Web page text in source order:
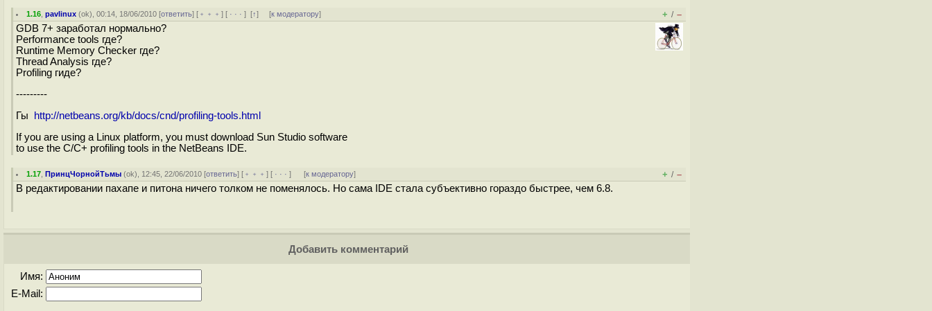
1.16 ,pavlinux (ok), 00:14, 18/06/2010 [ответить] [ ﹢﹢﹢] [ · · ·][↑] [к модератору] + / –
GDB 7+ заработал нормально?
Performance tools где?
Runtime Memory Checker где?
Thread Analysis где?
Profiling гиде?
---------
Гы
http://netbeans.org/kb/docs/cnd/profiling-tools.html
If you are using a Linux platform, you must download Sun Studio software
to use the C/C+ profiling tools in the NetBeans IDE.
1.17 ,ПринцЧорнойТьмы (ok), 12:45, 22/06/2010 [ответить] [ ﹢﹢﹢] [ · · ·] [к модератору] + / –
В редактировании пахапе и питона ничего толком не поменялось. Но сама IDE стала субъективно гораздо быстрее, чем 6.8.
Добавить комментарий
Имя:
E-Mail: